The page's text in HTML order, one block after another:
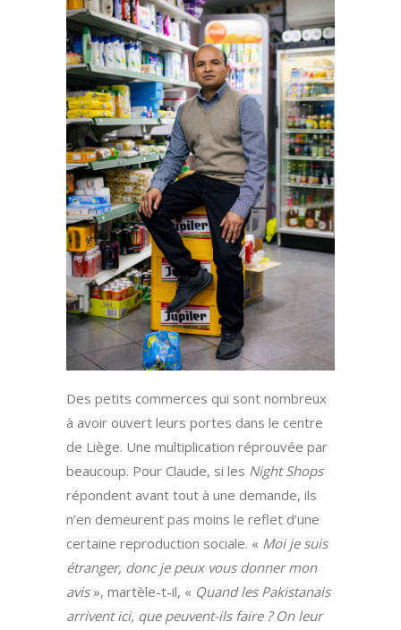
Des petits commerces qui sont nombreux
à avoir ouvert leurs portes dans le centre
de Liège. Une multiplication réprouvée par
beaucoup. Pour Claude, si les Night Shops
répondent avant tout à une demande, ils
n’en demeurent pas moins le reflet d’une
certaine reproduction sociale. « Moi je suis
étranger, donc je peux vous donner mon
avis», martèle-t-il, « Quand les Pakistanais
arrivent ici, que peuvent-ils faire ? On leur